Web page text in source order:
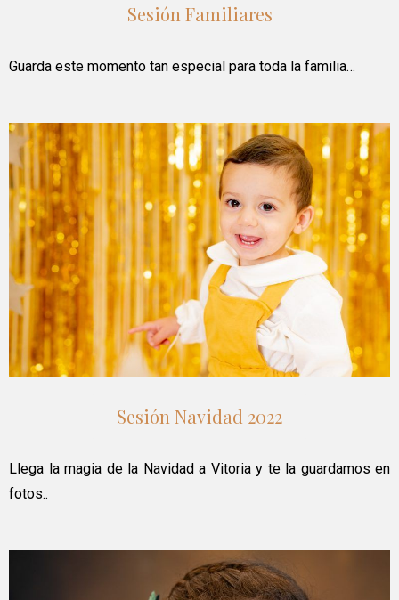
Sesión Familiares
Guarda este momento tan especial para toda la familia…
Sesión Navidad 2022
Llega la magia de la Navidad a Vitoria y te la guardamos en
fotos..